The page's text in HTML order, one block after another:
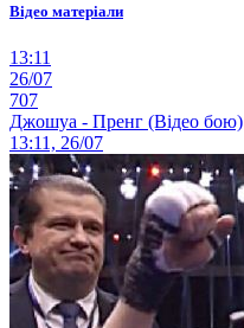
Відео матеріали
13:11
26/07
707
Джошуа - Пренг (Відео бою)
13:11, 26/07